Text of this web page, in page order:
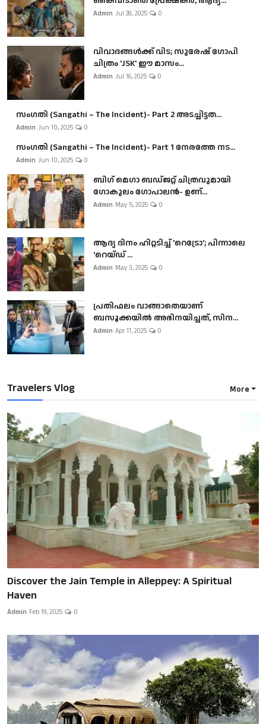
Admin Jul 28, 2025 0
വിവാദങ്ങൾക്ക് വിട; സുരേഷ് ഗോപി
ചിത്രം 'JSK' ഈ മാസം...
Admin Jul 16, 2025 0
സംഗതി (Sangathi – The Incident)- Part 2 അടച്ചിട്ടത...
Admin Jun 10, 2025 0
സംഗതി (Sangathi – The Incident)- Part 1 നേരത്തേ നട...
Admin Jun 10, 2025 0
ബി​ഗ് മെഗാ ബഡ്ജറ്റ് ചിത്രവുമായി
ഗോകുലം ഗോപാലൻ- ഉണ്...
Admin May 5, 2025 0
ആദ്യ ദിനം ഹിറ്റടിച്ച് 'റെട്രോ'; പിന്നാലെ
'റെയ്ഡ് ...
Admin May 3, 2025 0
പ്രതിഫലം വാങ്ങാതെയാണ്
ബസൂക്കയില്‍ അഭിനയിച്ചത്, സിന...
Admin Apr 11, 2025 0
Travelers Vlog More
Discover the Jain Temple in Alleppey: A Spiritual
Haven
Admin Feb 19, 2025 0